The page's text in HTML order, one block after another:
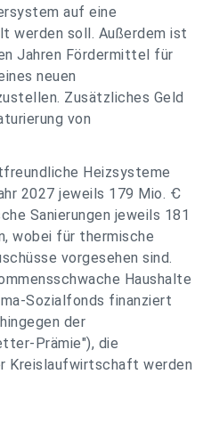
auf eine
werden soll. Außerdem ist
Jahren Fördermittel für
neuen
Zusätzliches Geld
von
Heizsysteme
2027 jeweils 179 Mio. Ꞓ
Sanierungen jeweils 181
wobei für thermische
vorgesehen sind.
Haushalte
Sozialfonds finanziert
der
Prämie"), die
Kreislaufwirtschaft werden